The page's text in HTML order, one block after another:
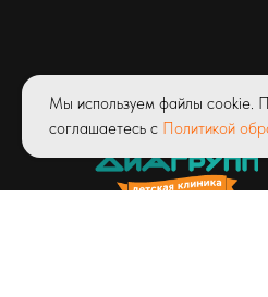
Мы используем файлы cookie.
соглашаетесь с Политикой